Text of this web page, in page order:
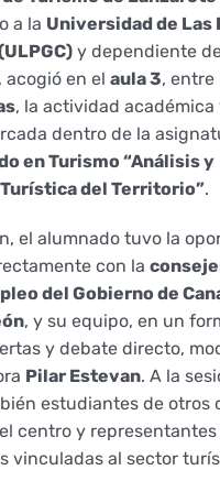
tutores
Informes
y formularios
y formularios
institucional
de Estudiantes
universitario
acción tutorial
Mentor
(2025)
2025)
2026)
a la Universidad de Las
y dependiente
, acogió en el aula 3, entre
, la actividad académica
dentro de la
en Turismo “Análisis y
del Territorio”.
el alumnado tuvo la
con la
del Gobierno de
, y su equipo, en un
y debate directo,
Pilar Estevan. A la
estudiantes de otros
centro y representantes
vinculadas al sector